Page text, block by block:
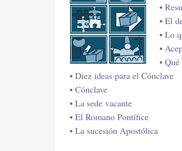
•
• El
• Lo
•
•
• Diez ideas para el Cónclave
• Cónclave
• La sede vacante
• El Romano Pontífice
• La sucesión Apostólica